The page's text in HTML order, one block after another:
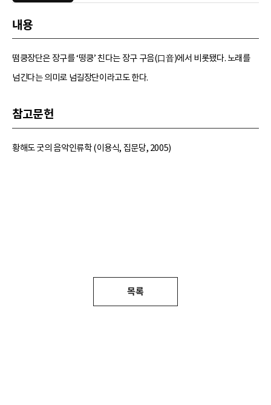
내용
떰쿵장단은 장구를 ‘떵쿵’ 친다는 장구 구음(口音)에서 비롯됐다. 노래를
넘긴다는 의미로 넘길장단이라고도 한다.
참고문헌
황해도 굿의 음악인류학 (이용식, 집문당, 2005)
목록